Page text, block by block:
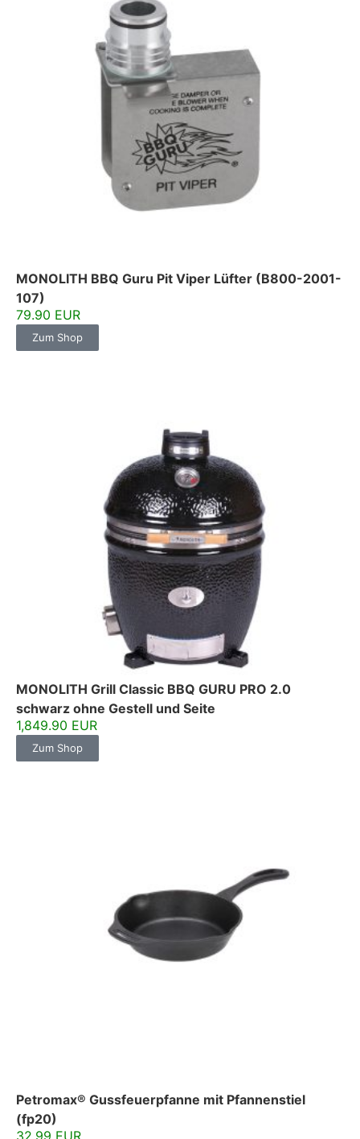
MONOLITH BBQ Guru Pit Viper Lüfter (B800-2001-
107)
79.90 EUR
Zum Shop
MONOLITH Grill Classic BBQ GURU PRO 2.0
schwarz ohne Gestell und Seite
1,849.90 EUR
Zum Shop
Petromax® Gussfeuerpfanne mit Pfannenstiel
(fp20)
32.99 EUR